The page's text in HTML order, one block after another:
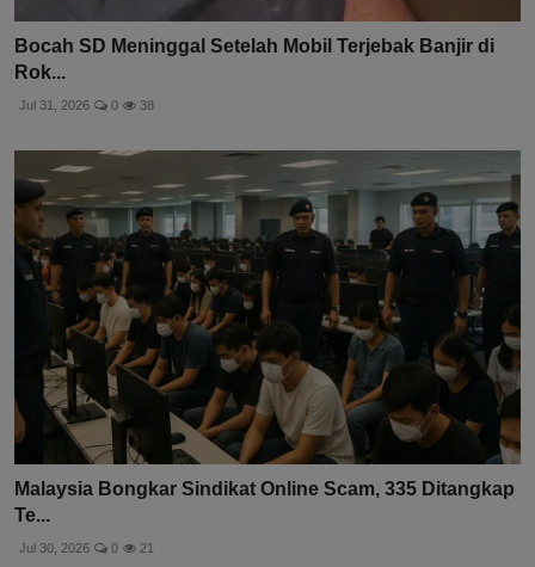
Bocah SD Meninggal Setelah Mobil Terjebak Banjir di
Rok...
Jul 31, 2026 0 38
Malaysia Bongkar Sindikat Online Scam, 335 Ditangkap
Te...
Jul 30, 2026 0 21